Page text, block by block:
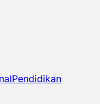
Pendidikan